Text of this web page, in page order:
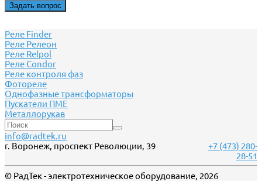
Задать вопрос
Реле Finder
Реле Релеон
Реле Relpol
Реле Сondor
Реле контроля фаз
Фотореле
Однофазные трансформаторы
Пускатели ПМЕ
Металлорукав
info@radtek.ru
г. Воронеж, проспект Революции, 39
+7 (473) 280-
28-51
© РадТек - электротехническое оборудование, 2026